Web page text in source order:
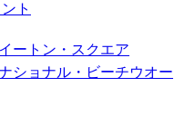
ト
ートン・スクエア
ショナル・ビーチウオー